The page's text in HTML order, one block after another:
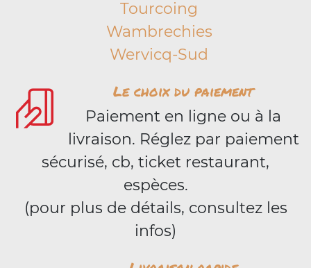
Tourcoing
Wambrechies
Wervicq-Sud
Le choix du paiement
Paiement en ligne ou à la
livraison. Réglez par paiement
sécurisé, cb, ticket restaurant,
espèces.
(pour plus de détails, consultez les
infos)